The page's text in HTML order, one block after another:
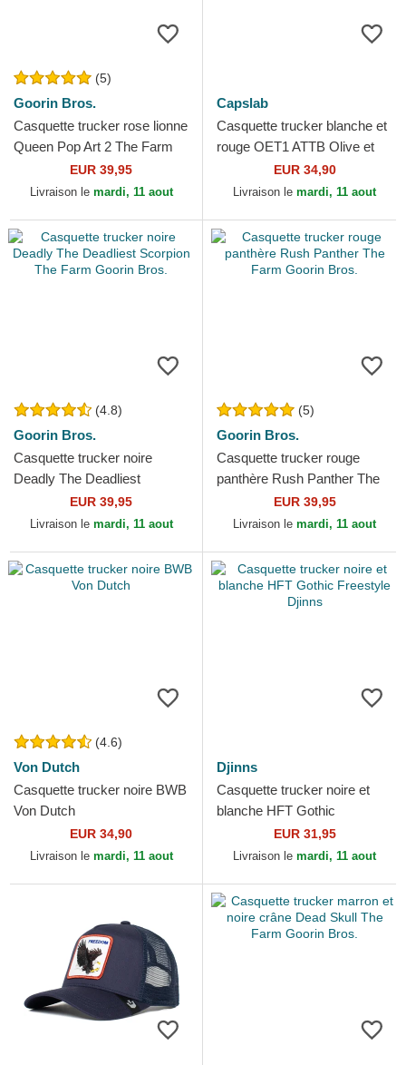
(5)
Goorin Bros.
Casquette trucker rose lionne
Queen Pop Art 2 The Farm
Goorin Bros.EUR 39,95
Livraison le mardi, 11 aout
Capslab
Casquette trucker blanche et
rouge OET1 ATTB Olive et
Tom CapslabEUR 34,90
Livraison le mardi, 11 aout
(4.8)
Goorin Bros.
Casquette trucker noire
Deadly The Deadliest
Scorpion The Farm Goorin
Bros.
EUR 39,95
Livraison le mardi, 11 aout
(5)
Goorin Bros.
Casquette trucker rouge
panthère Rush Panther The
Farm Goorin Bros.
EUR 39,95
Livraison le mardi, 11 aout
(4.6)
Von Dutch
Casquette trucker noire BWB
Von Dutch
EUR 34,90
Livraison le mardi, 11 aout
Djinns
Casquette trucker noire et
blanche HFT Gothic
Freestyle Djinns
EUR 31,95
Livraison le mardi, 11 aout